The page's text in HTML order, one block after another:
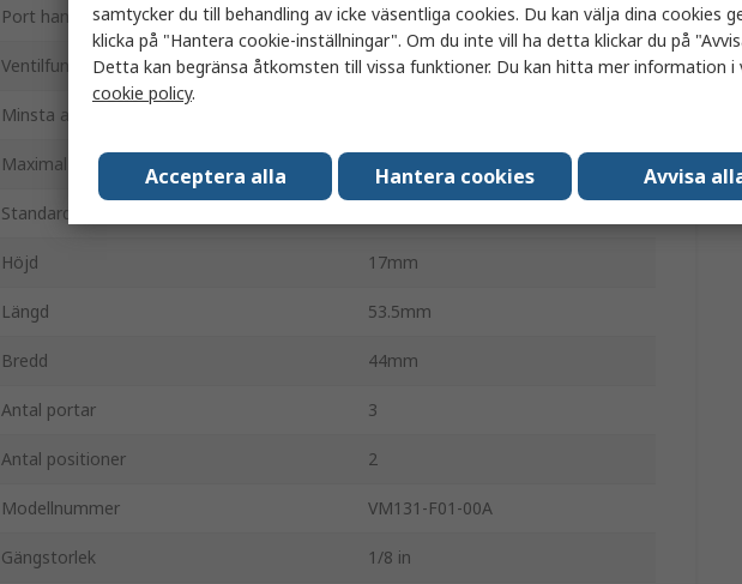
Port hane/hona Hona
Ventilfunktion 3 pol
Minsta arbetsstemperatur
Maximal arbetstemperatur 50°C
Standarder/godkännanden
Höjd 17mm
Längd 53.5mm
Bredd 44mm
Antal portar 3
Antal positioner 2
Modellnummer VM131-F01-00A
Gängstorlek 1/8 in
samtycker du till behandling av icke väsentliga cookies. Du kan välja dina cookies
klicka på "Hantera cookie-inställningar". Om du inte vill ha detta klickar du på
Detta kan begränsa åtkomsten till vissa funktioner. Du kan hitta mer information i
cookie policy.
Acceptera alla Hantera cookies Avvisa